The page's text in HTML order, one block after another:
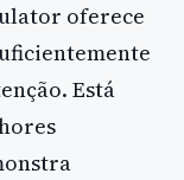
oferece
Está